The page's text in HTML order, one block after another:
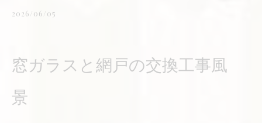
2026/06/05
窓ガラスと網戸の交換工事風
景